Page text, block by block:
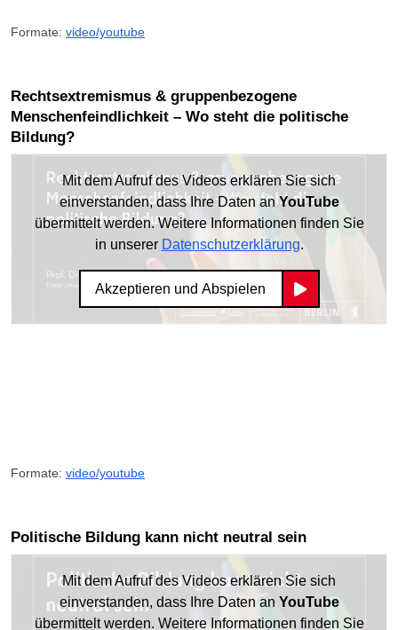
Formate: video/youtube
Rechtsextremismus & gruppenbezogene
Menschenfeindlichkeit – Wo steht die politische
Bildung?
Mit dem Aufruf des Videos erklären Sie sich
einverstanden, dass Ihre Daten anYouTube
übermittelt werden. Weitere Informationen finden Sie
in unserer Datenschutzerklärung.
Akzeptieren und Abspielen
Formate: video/youtube
Politische Bildung kann nicht neutral sein
Mit dem Aufruf des Videos erklären Sie sich
einverstanden, dass Ihre Daten an YouTube
übermittelt werden. Weitere Informationen finden Sie